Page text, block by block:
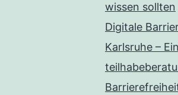
wissen sollten
Digitale
Karlsruhe –